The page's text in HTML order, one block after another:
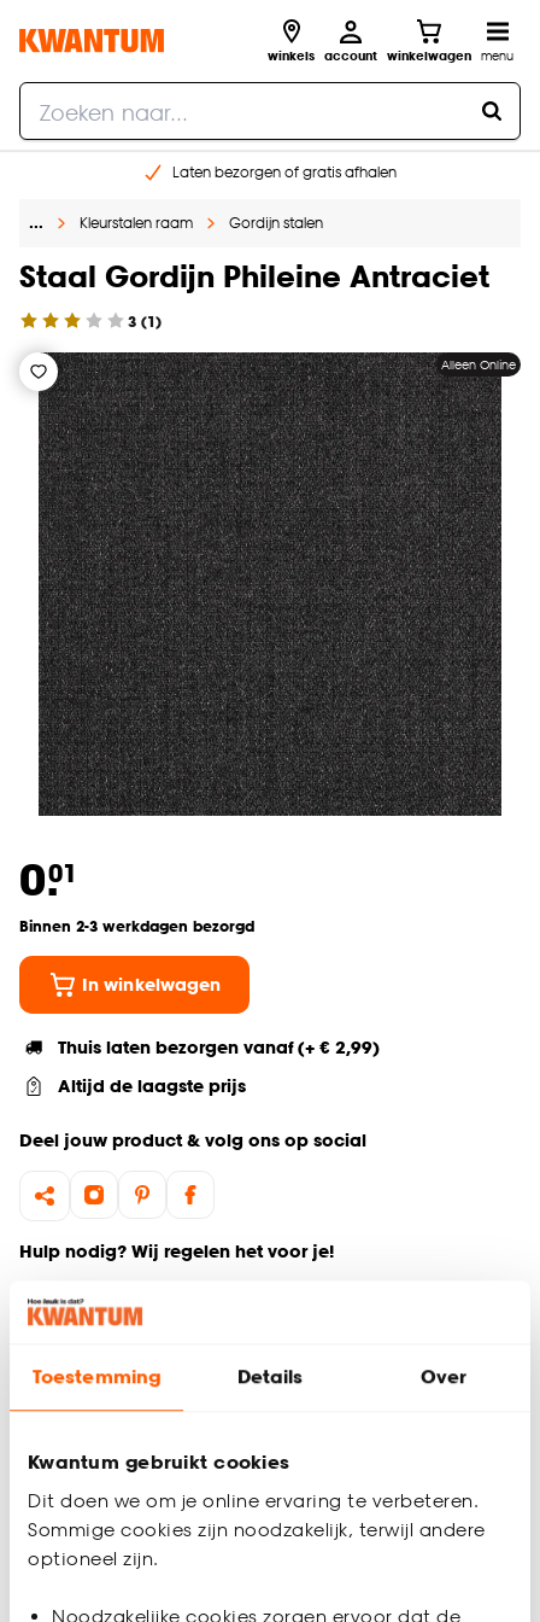
Toestemming Details Over
Kwantum gebruikt cookies
Dit doen we om je online ervaring te verbeteren.
Sommige cookies zijn noodzakelijk, terwijl andere
optioneel zijn.
Noodzakelijke cookies zorgen ervoor dat de
winkels account winkelwagen menu
Laten bezorgen of gratis afhalen
Gratis raam advies en opmeten aan huis
… Kleurstalen raam Gordijn stalen
Staal Gordijn Phileine Antraciet
3 (1)
Alleen Online
0.01
Binnen 2-3 werkdagen bezorgd
In winkelwagen
Thuis laten bezorgen vanaf (+ € 2,99)
Altijd de laagste prijs
Deel jouw product & volg ons op social
Hulp nodig? Wij regelen het voor je!
Productomschrijving
Wil je zeker weten dat deze gordijnstof bij de rest van jouw
en bekijk of vergelijk eenvoudig welke gordijnstof jouw
favoriet is. Zo ben je 100% zeker van de juiste keuze. De
kleurstalen worden binnen 2 à 3 werkdagen thuisbezorgd en
passen door de brievenbus. Afmeting staal Gordijn: 13 x 26